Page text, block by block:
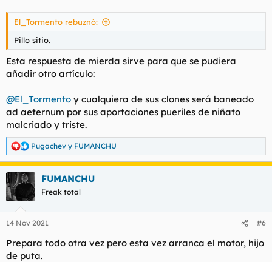
El_Tormento rebuznó:
Pillo sitio.
Esta respuesta de mierda sirve para que se pudiera
añadir otro artículo:
@El_Tormento y cualquiera de sus clones será baneado
ad aeternum por sus aportaciones pueriles de niñato
malcriado y triste.
R
e
a
c
i
e
:
Pugachev y FUMANCHU
FUMANCHU
Freak total
14 Nov 2021 #6
Prepara todo otra vez pero esta vez arranca el motor, hijo
de puta.